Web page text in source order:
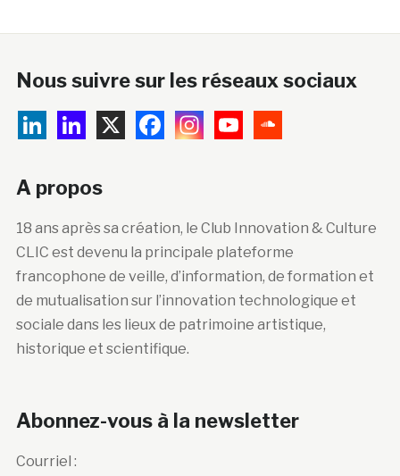
Nous suivre sur les réseaux sociaux
A propos
18 ans après sa création, le Club Innovation & Culture
CLIC est devenu la principale plateforme
francophone de veille, d’information, de formation et
de mutualisation sur l’innovation technologique et
sociale dans les lieux de patrimoine artistique,
historique et scientifique.
Abonnez-vous à la newsletter
Courriel :